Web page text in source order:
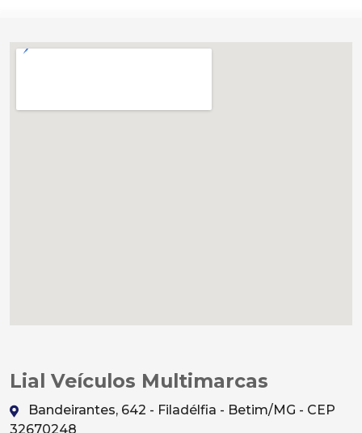
Lial Veículos Multimarcas
Bandeirantes, 642 - Filadélfia - Betim/MG - CEP
32670248